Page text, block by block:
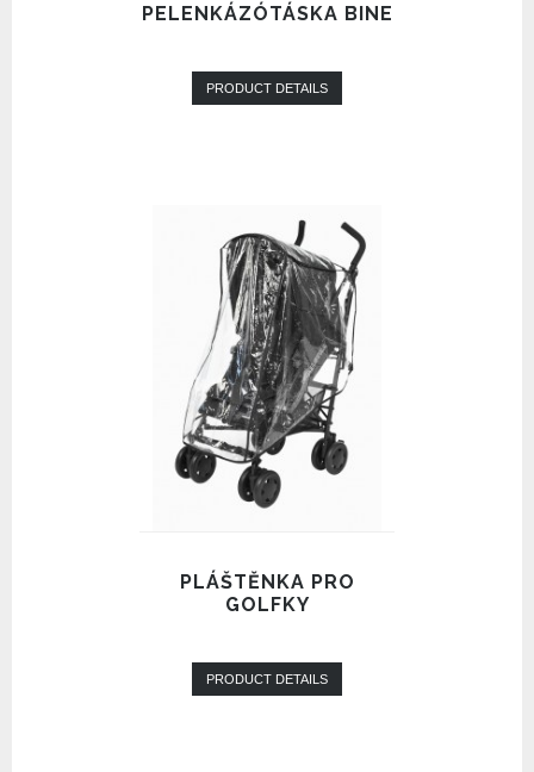
PELENKÁZÓTÁSKA BINE
PRODUCT DETAILS
PLÁŠTĚNKA PRO
GOLFKY
PRODUCT DETAILS